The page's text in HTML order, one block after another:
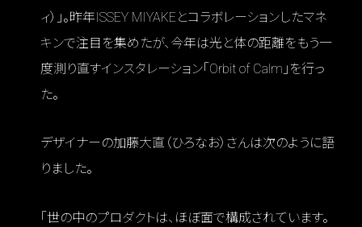
ィ）」。昨年ISSEY MIYAKEとコラボレーションしたマネ
キンで注目を集めたが、今年は光と体の距離をもう一
度測り直すインスタレーション「Orbit of Calm」を行っ
た。
デザイナーの加藤大直（ひろなお）さんは次のように語
りました。
「世の中のプロダクトは、ほぼ面で構成されています。